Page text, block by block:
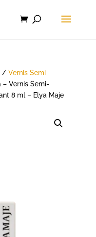
/ Vernis Semi
– Vernis Semi-
8 ml – Elya Maje